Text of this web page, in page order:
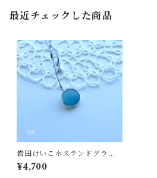
最近チェックした商品
岩田けいこ＊ステンドグラス
Loopチェーンパールネックレ
ス - ブルー -
¥4,700